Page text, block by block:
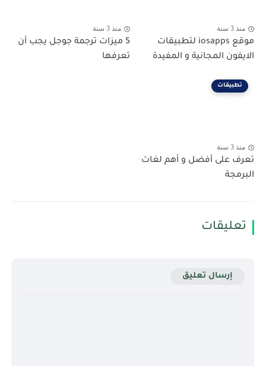
منذ 3 سنة
موقع iosapps لتطبيقات
الايفون المجانية و المفيدة
منذ 3 سنة
5 ميزات ترجمة جوجل يجب أن
تعرفها
تطبيقات
منذ 3 سنة
تعرف على أفضل و أهم لغات
البرمجة
تعليقات
إرسال تعليق